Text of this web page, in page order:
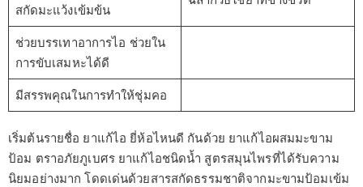
สกัดมะแว้งเข้มข้น
ช่วยบรรเทาอาการไอ ช่วยใน
การขับเสมหะได้ดี
มีสรรพคุณในการทำให้ชุ่มคอ
เริ่มต้นรายชื่อ ยาแก้ไอ ยี่ห้อไหนดี กันด้วย ยาแก้ไอผสมมะขาม
ป้อม ตราอภัยภูเบศร ยาแก้ไอชนิดน้ำ สูตรสมุนไพรที่ได้รับความ
นิยมอย่างมาก โดดเด่นด้วยสารสกัดธรรมชาติจากมะขามป้อมเข้ม